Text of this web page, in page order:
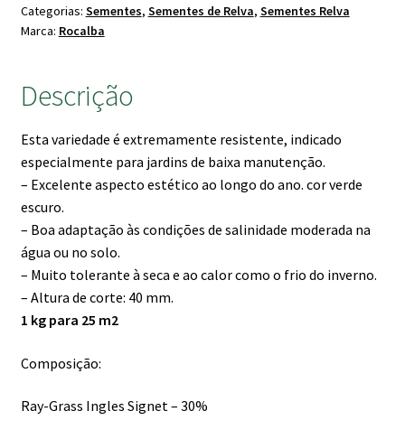
Categorias: Sementes, Sementes de Relva, Sementes Relva
Marca: Rocalba
Descrição
Esta variedade é extremamente resistente, indicado
especialmente para jardins de baixa manutenção.
– Excelente aspecto estético ao longo do ano. cor verde
escuro.
– Boa adaptação às condições de salinidade moderada na
água ou no solo.
– Muito tolerante à seca e ao calor como o frio do inverno.
– Altura de corte: 40 mm.
1 kg para 25 m2
Composição:
Ray-Grass Ingles Signet – 30%